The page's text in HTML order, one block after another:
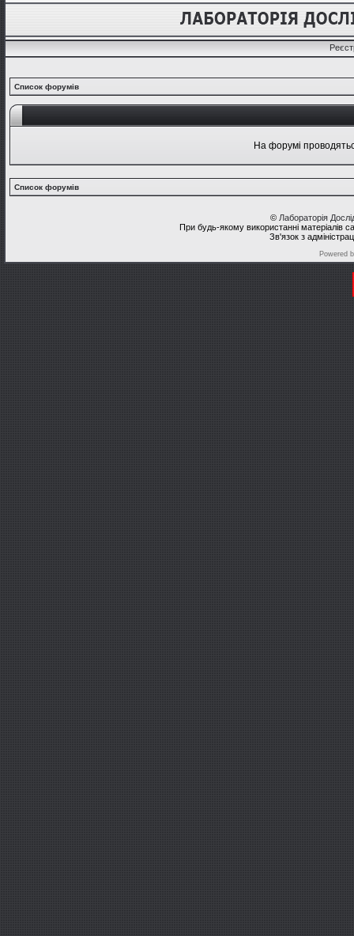
Список форумів
На форумі
Список форумів
© Лабораторія
При будь-якому використанні матеріалів
Зв'язок з
Powered